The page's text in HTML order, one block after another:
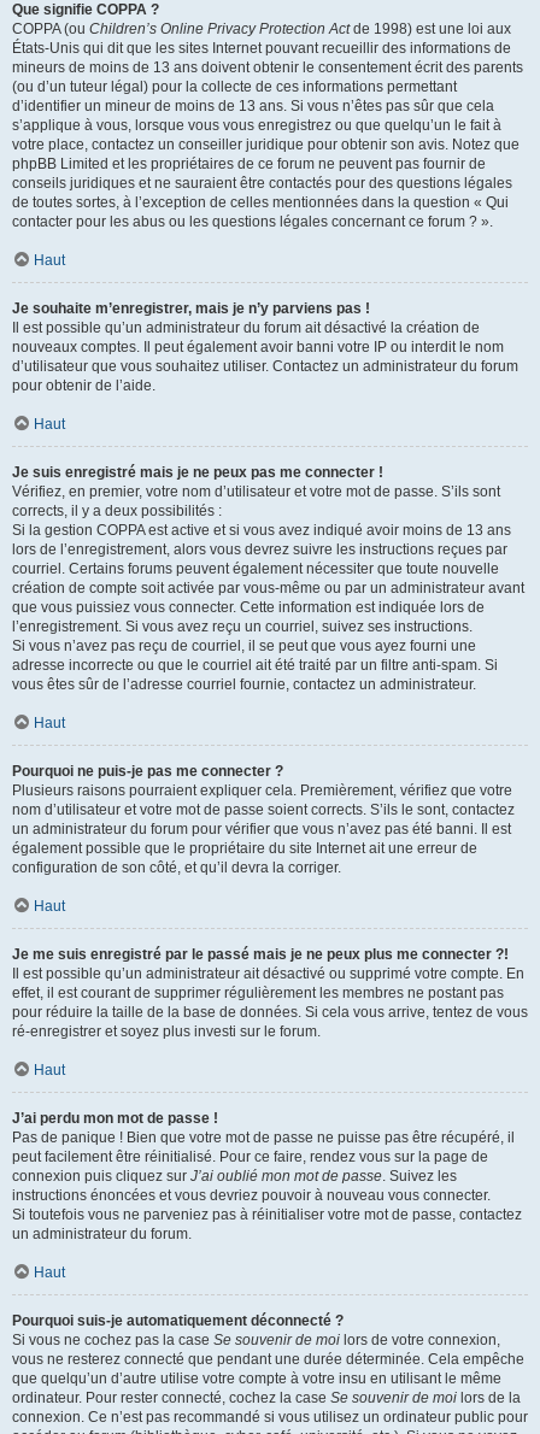
Que signifie COPPA ?
COPPA (ou Children’s Online Privacy Protection Actde 1998) est une loi aux
États-Unis qui dit que les sites Internet pouvant recueillir des informations de
mineurs de moins de 13 ans doivent obtenir le consentement écrit des parents
(ou d’un tuteur légal) pour la collecte de ces informations permettant
d’identifier un mineur de moins de 13 ans. Si vous n’êtes pas sûr que cela
s’applique à vous, lorsque vous vous enregistrez ou que quelqu’un le fait à
votre place, contactez un conseiller juridique pour obtenir son avis. Notez que
phpBB Limited et les propriétaires de ce forum ne peuvent pas fournir de
conseils juridiques et ne sauraient être contactés pour des questions légales
de toutes sortes, à l’exception de celles mentionnées dans la question « Qui
contacter pour les abus ou les questions légales concernant ce forum ? ».
Haut
Je souhaite m’enregistrer, mais je n’y parviens pas !
Il est possible qu’un administrateur du forum ait désactivé la création de
nouveaux comptes. Il peut également avoir banni votre IP ou interdit le nom
d’utilisateur que vous souhaitez utiliser. Contactez un administrateur du forum
pour obtenir de l’aide.
Haut
Je suis enregistré mais je ne peux pas me connecter !
Vérifiez, en premier, votre nom d’utilisateur et votre mot de passe. S’ils sont
corrects, il y a deux possibilités :
Si la gestion COPPA est active et si vous avez indiqué avoir moins de 13 ans
lors de l’enregistrement, alors vous devrez suivre les instructions reçues par
courriel. Certains forums peuvent également nécessiter que toute nouvelle
création de compte soit activée par vous-même ou par un administrateur avant
que vous puissiez vous connecter. Cette information est indiquée lors de
l’enregistrement. Si vous avez reçu un courriel, suivez ses instructions.
Si vous n’avez pas reçu de courriel, il se peut que vous ayez fourni une
adresse incorrecte ou que le courriel ait été traité par un filtre anti-spam. Si
vous êtes sûr de l’adresse courriel fournie, contactez un administrateur.
Haut
Pourquoi ne puis-je pas me connecter ?
Plusieurs raisons pourraient expliquer cela. Premièrement, vérifiez que votre
nom d’utilisateur et votre mot de passe soient corrects. S’ils le sont, contactez
un administrateur du forum pour vérifier que vous n’avez pas été banni. Il est
également possible que le propriétaire du site Internet ait une erreur de
configuration de son côté, et qu’il devra la corriger.
Haut
Je me suis enregistré par le passé mais je ne peux plus me connecter ?!
Il est possible qu’un administrateur ait désactivé ou supprimé votre compte. En
effet, il est courant de supprimer régulièrement les membres ne postant pas
pour réduire la taille de la base de données. Si cela vous arrive, tentez de vous
ré-enregistrer et soyez plus investi sur le forum.
Haut
J’ai perdu mon mot de passe !
Pas de panique ! Bien que votre mot de passe ne puisse pas être récupéré, il
peut facilement être réinitialisé. Pour ce faire, rendez vous sur la page de
connexion puis cliquez sur J’ai oublié mon mot de passe. Suivez les
instructions énoncées et vous devriez pouvoir à nouveau vous connecter.
Si toutefois vous ne parveniez pas à réinitialiser votre mot de passe, contactez
un administrateur du forum.
Haut
Pourquoi suis-je automatiquement déconnecté ?
Si vous ne cochez pas la case Se souvenir de moi lors de votre connexion,
vous ne resterez connecté que pendant une durée déterminée. Cela empêche
que quelqu’un d’autre utilise votre compte à votre insu en utilisant le même
ordinateur. Pour rester connecté, cochez la case Se souvenir de moi lors de la
connexion. Ce n’est pas recommandé si vous utilisez un ordinateur public pour